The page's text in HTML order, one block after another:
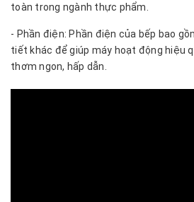
toàn trong ngành thực phẩm.
- Phần điện: Phần điện của bếp bao
tiết khác để giúp máy hoạt động hiệu
thơm ngon, hấp dẫn.